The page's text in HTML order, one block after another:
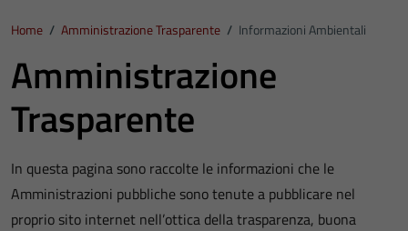
Home / Amministrazione Trasparente / Informazioni Ambientali
Amministrazione
Trasparente
In questa pagina sono raccolte le informazioni che le
Amministrazioni pubbliche sono tenute a pubblicare nel
proprio sito internet nell’ottica della trasparenza, buona